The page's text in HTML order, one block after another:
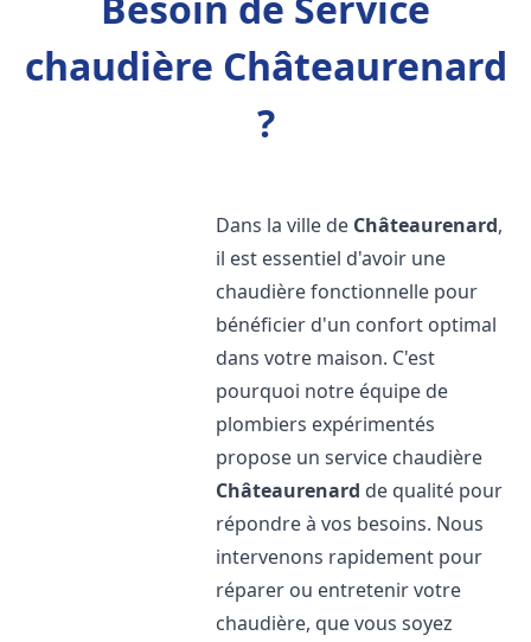
chaudière Châteaurenard
?
Dans la ville de Châteaurenard,
il est essentiel d'avoir une
chaudière fonctionnelle pour
bénéficier d'un confort optimal
dans votre maison. C'est
pourquoi notre équipe de
plombiers expérimentés
propose un service chaudière
Châteaurenard de qualité pour
répondre à vos besoins. Nous
intervenons rapidement pour
réparer ou entretenir votre
chaudière, que vous soyez